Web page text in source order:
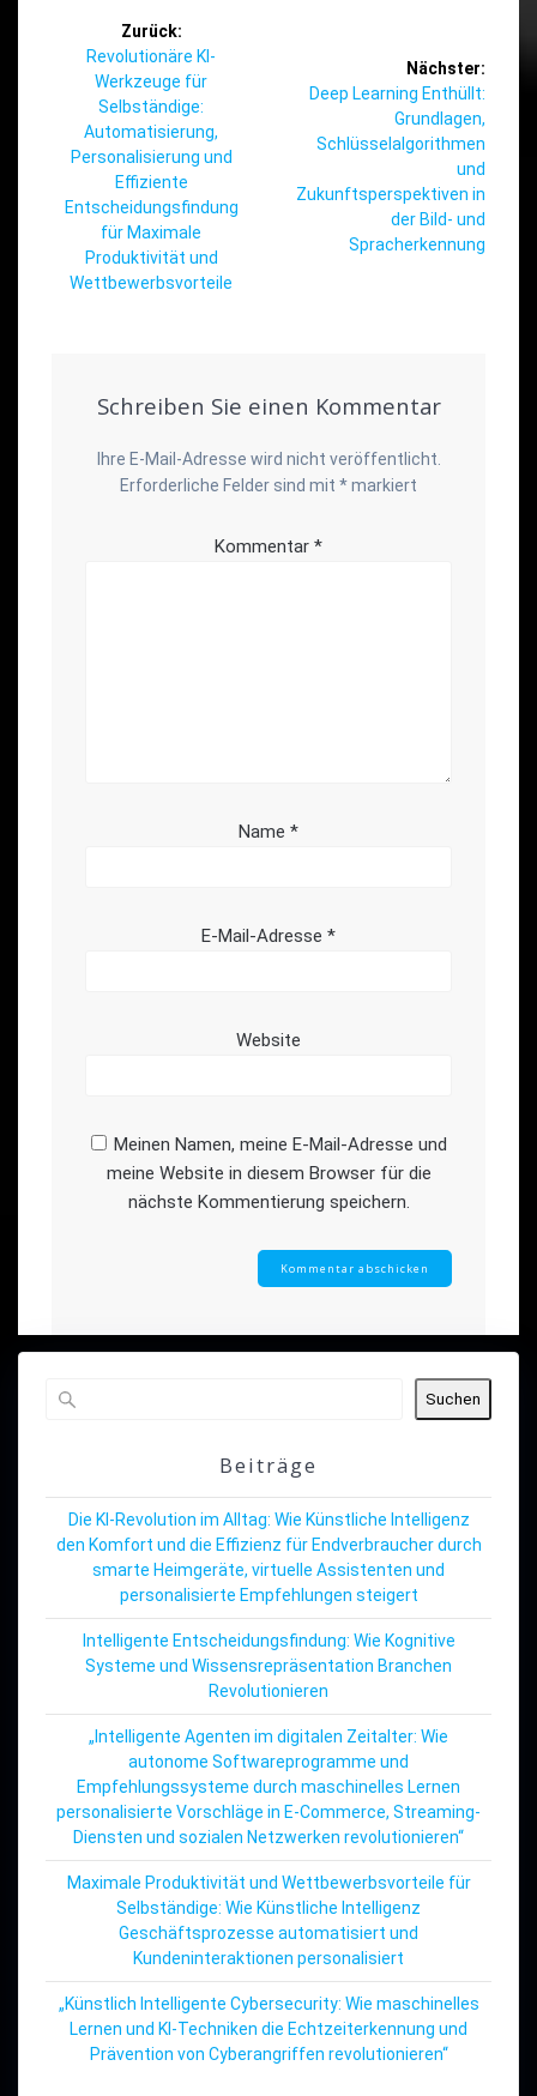
Beitragsnavigation
Zurück:
Vorheriger
Beitrag:
Revolutionäre KI-
Werkzeuge für
Selbständige:
Automatisierung,
Personalisierung und
Effiziente
Entscheidungsfindung
für Maximale
Produktivität und
Wettbewerbsvorteile
Nächster:
Nächster
Deep Learning Enthüllt:
Grundlagen,
Schlüsselalgorithmen
und
Zukunftsperspektiven in
der Bild- und
Spracherkennung
Schreiben Sie einen Kommentar
Ihre E-Mail-Adresse wird nicht veröffentlicht.
Erforderliche Felder sind mit *markiert
Kommentar *
Name *
E-Mail-Adresse *
Website
Meinen Namen, meine E-Mail-Adresse und
meine Website in diesem Browser für die
nächste Kommentierung speichern.
Suchen
Beiträge
Die KI-Revolution im Alltag: Wie Künstliche Intelligenz
den Komfort und die Effizienz für Endverbraucher durch
smarte Heimgeräte, virtuelle Assistenten und
personalisierte Empfehlungen steigert
Intelligente Entscheidungsfindung: Wie Kognitive
Systeme und Wissensrepräsentation Branchen
Revolutionieren
„Intelligente Agenten im digitalen Zeitalter: Wie
autonome Softwareprogramme und
Empfehlungssysteme durch maschinelles Lernen
personalisierte Vorschläge in E-Commerce, Streaming-
Diensten und sozialen Netzwerken revolutionieren“
Maximale Produktivität und Wettbewerbsvorteile für
Selbständige: Wie Künstliche Intelligenz
Geschäftsprozesse automatisiert und
Kundeninteraktionen personalisiert
„Künstlich Intelligente Cybersecurity: Wie maschinelles
Lernen und KI-Techniken die Echtzeiterkennung und
Prävention von Cyberangriffen revolutionieren“